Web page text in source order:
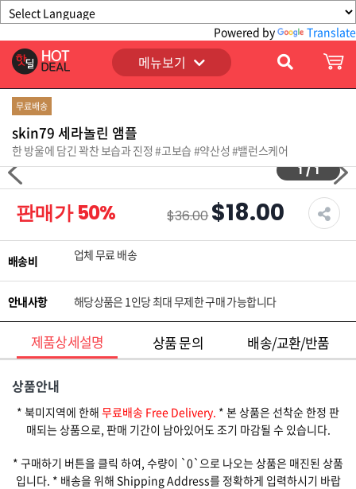
Powered by Translate
메뉴보기
무료배송
skin79 세라놀린 앰플
한 방울에 담긴 꽉찬 보습과 진정 #고보습 #약산성 #밸런스케어
1 / 1
판매가50% $36.00 $18.00
배송비 업체 무료 배송
안내사항 해당상품은 1인당 최대 무제한 구매 가능합니다
제품상세설명 상품 문의 배송/교환/반품
상품안내
* 북미지역에 한해 무료배송 Free Delivery. * 본 상품은 선착순 한정 판
매되는 상품으로, 판매 기간이 남아있어도 조기 마감될 수 있습니다.
* 구매하기 버튼을 클릭 하여, 수량이 `0`으로 나오는 상품은 매진된 상품
입니다. * 배송을 위해 Shipping Address를 정확하게 입력하시기 바랍